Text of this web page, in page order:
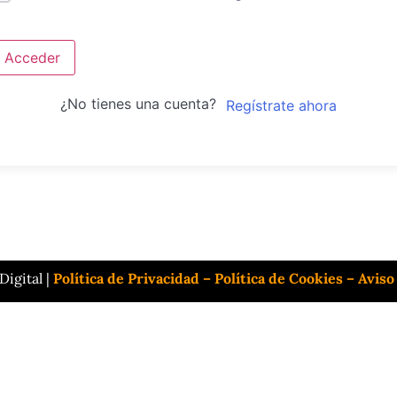
Acceder
¿No tienes una cuenta? Regístrate ahora
| Política de Privacidad– Política de Cookies–